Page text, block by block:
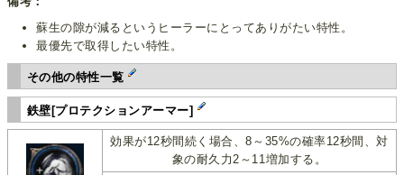
蘇生の隙が減るというヒーラーにとってありがたい特性。
最優先で取得したい特性。
その他の特性一覧
鉄壁[プロテクションアーマー]
効果が12秒間続く場合、8～35%の確率12秒間、対
象の耐久力2～11増加する。